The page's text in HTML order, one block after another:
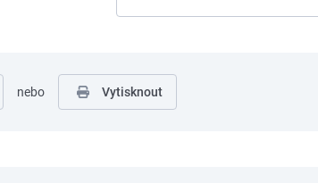
nebo Vytisknout